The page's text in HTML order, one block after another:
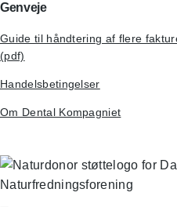
Genveje
Guide til håndtering af flere
(pdf)
Handelsbetingelser
Om Dental Kompagniet